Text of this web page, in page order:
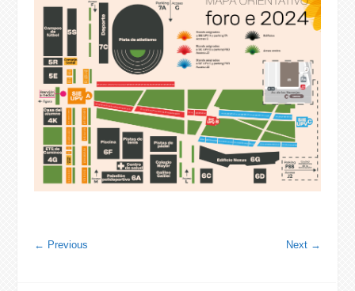
← Previous Next →